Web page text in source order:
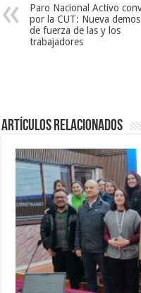
Paro Nacional Activo
por la CUT: Nueva
de fuerza de las y los
trabajadores
Artículos Relacionados